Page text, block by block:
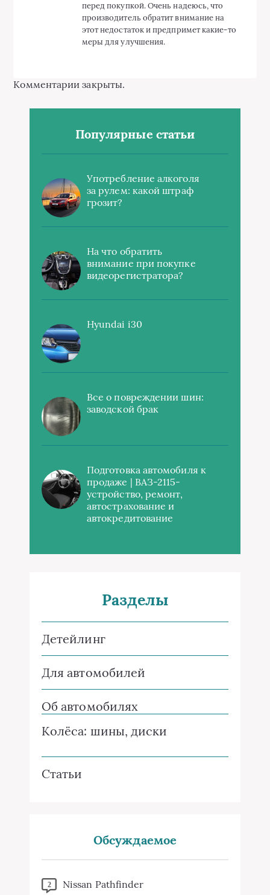
перед покупкой. Очень надеюсь, что
производитель обратит внимание на
этот недостаток и предпримет какие-то
меры для улучшения.
Комментарии закрыты.
Популярные статьи
Употребление алкоголя
за рулем: какой штраф
грозит?
На что обратить
внимание при покупке
видеорегистратора?
Hyundai i30
Все о повреждении шин:
заводской брак
Подготовка автомобиля к
продаже | ВАЗ-2115-
устройство, ремонт,
автострахование и
автокредитование
Разделы
Детейлинг
Для автомобилей
Об автомобилях
Колёса: шины, диски
Статьи
Обсуждаемое
2 Nissan Pathfinder